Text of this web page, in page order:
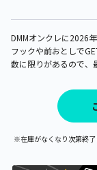
DMMオンクレに2026
フックや前おとしで
数に限りがあるので、
※在庫がなくなり次第終了